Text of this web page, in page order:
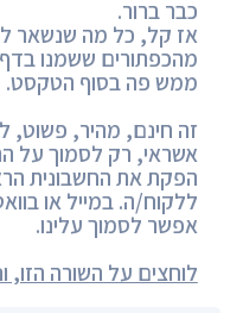
כבר ברור.
אז קל, כל מה שנשאר
מהכפתורים ששמנו
ממש פה בסוף הטקסט.
זה חינם, מהיר, פשוט,
אשראי, רק לסמוך על
הפקת את החשבונית
ללקוח/ה. במייל או
אפשר לסמוך עלינו.
לוחצים על השורה הזו,